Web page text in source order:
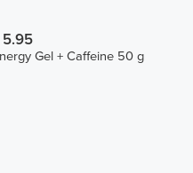
5.95
Gel + Caffeine 50 g